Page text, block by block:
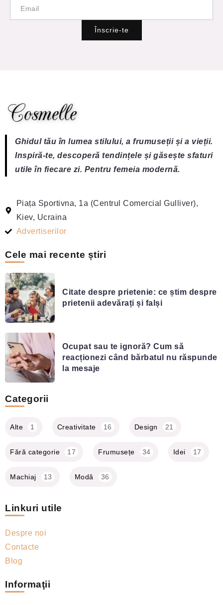
Înscrie-te
Ghidul tău în lumea stilului, a frumuseții și a vieții.
Inspiră-te, descoperă tendințele și găsește sfaturi
utile în fiecare zi. Pentru femeia modernă.
Piața Sportivna, 1a (Centrul Comercial Gulliver),
Kiev, Ucraina
Advertiserilor
Cele mai recente știri
Citate despre prietenie: ce știm despre
prietenii adevărați și falși
Ocupat sau te ignoră? Cum să
reacționezi când bărbatul nu răspunde
la mesaje
Categorii
Alte 1 Creativitate 16 Design 21
Fără categorie 17 Frumusețe 34 Idei 17
Machiaj 13 Modă 36
Linkuri utile
Despre noi
Contacte
Blog
Informaţii